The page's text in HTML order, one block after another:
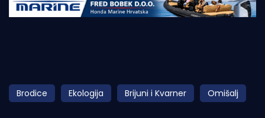
Obala
Otoci
Brodice Ekologija Brijuni i Kvarner Omišalj